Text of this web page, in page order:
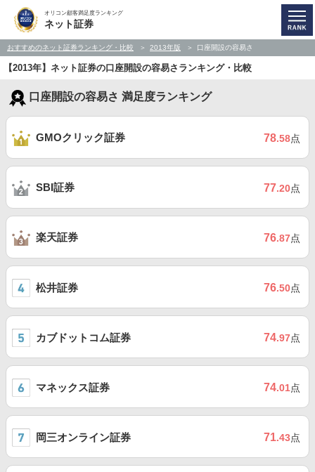
オリコン顧客満足度ランキング
ネット証券
おすすめのネット証券ランキング・比較 2013年版 口座開設の容易さ
【2013年】ネット証券の口座開設の容易さランキング・比較
口座開設の容易さ 満足度ランキング
GMOクリック証券 78.58点
SBI証券 77.20点
楽天証券 76.87点
松井証券 76.50点
カブドットコム証券 74.97点
マネックス証券 74.01点
岡三オンライン証券 71.43点